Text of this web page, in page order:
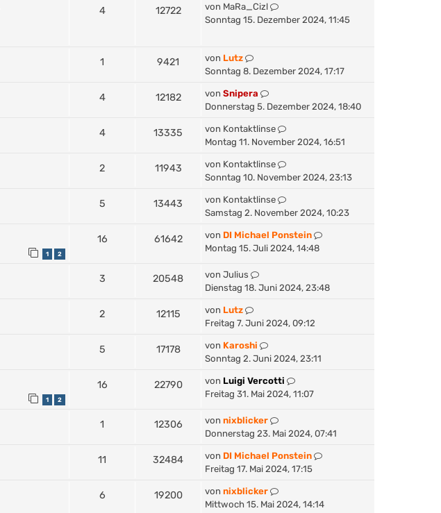
4 12722 von MaRa_Cizl
Sonntag 15. Dezember 2024, 11:45
1 9421 von Lutz
Sonntag 8. Dezember 2024, 17:17
4 12182 von Snipera
Donnerstag 5. Dezember 2024, 18:40
4 13335 von Kontaktlinse
Montag 11. November 2024, 16:51
2 11943 von Kontaktlinse
Sonntag 10. November 2024, 23:13
5 13443 von Kontaktlinse
Samstag 2. November 2024, 10:23
1 2
16 61642 von DI Michael Ponstein
Montag 15. Juli 2024, 14:48
3 20548 von Julius
Dienstag 18. Juni 2024, 23:48
2 12115 von Lutz
Freitag 7. Juni 2024, 09:12
5 17178 von Karoshi
Sonntag 2. Juni 2024, 23:11
1 2
16 22790 von Luigi Vercotti
Freitag 31. Mai 2024, 11:07
1 12306 von nixblicker
Donnerstag 23. Mai 2024, 07:41
11 32484 von DI Michael Ponstein
Freitag 17. Mai 2024, 17:15
6 19200 von nixblicker
Mittwoch 15. Mai 2024, 14:14